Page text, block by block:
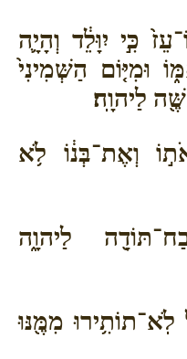
כִּ֣י יִוָּלֵ֔ד וְהָיָ֛ה
וּמִיּ֤וֹם הַשְּׁמִינִי֙
לַיהוָֽה׃
וְאֶת־בְּנ֔וֹ לֹ֥א
לַיהוָ֑ה
מִמֶּ֖נּוּ